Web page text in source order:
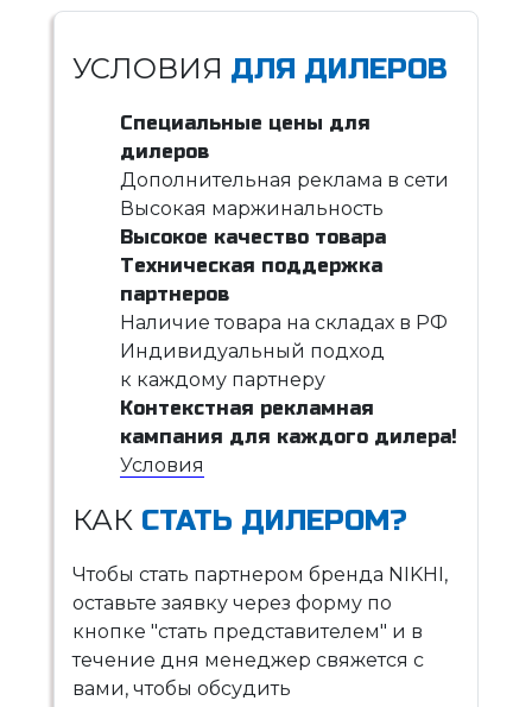
УСЛОВИЯ ДЛЯ ДИЛЕРОВ
Специальные цены для
дилеров
Дополнительная реклама в сети
Высокая маржинальность
Высокое качество товара
Техническая поддержка
партнеров
Наличие товара на складах в РФ
Индивидуальный подход
к каждому партнеру
Контекстная рекламная
кампания для каждого дилера!
Условия
КАК СТАТЬ ДИЛЕРОМ?
Чтобы стать партнером бренда NIKHI,
оставьте заявку через форму по
кнопке "стать представителем" и в
течение дня менеджер свяжется с
вами, чтобы обсудить